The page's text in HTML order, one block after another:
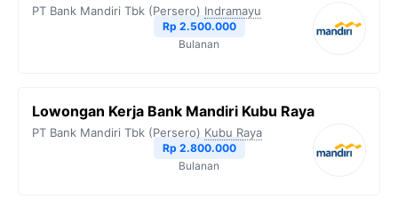
PT Bank Mandiri Tbk (Persero) Indramayu
Rp 2.500.000
Bulanan
Lowongan Kerja Bank Mandiri Kubu Raya
PT Bank Mandiri Tbk (Persero) Kubu Raya
Rp 2.800.000
Bulanan